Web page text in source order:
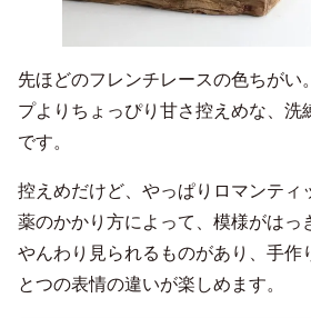
先ほどのフレンチレースの色ちがい
プよりちょっぴり甘さ控えめな、洗
です。
控えめだけど、やっぱりロマンティ
薬のかかり方によって、模様がはっ
やんわり見られるものがあり、手作
とつの表情の違いが楽しめます。